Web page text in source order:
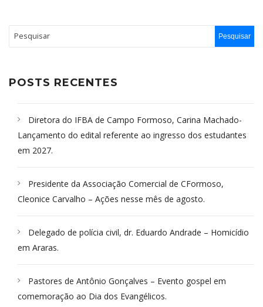
POSTS RECENTES
Diretora do IFBA de Campo Formoso, Carina Machado-
Lançamento do edital referente ao ingresso dos estudantes
em 2027.
Presidente da Associação Comercial de CFormoso,
Cleonice Carvalho – Ações nesse mês de agosto.
Delegado de polícia civil, dr. Eduardo Andrade – Homicídio
em Araras.
Pastores de Antônio Gonçalves – Evento gospel em
comemoração ao Dia dos Evangélicos.